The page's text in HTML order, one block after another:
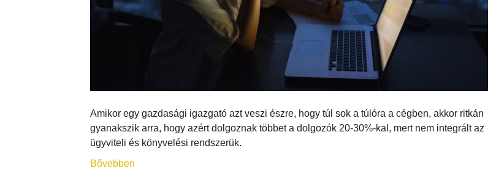
Amikor egy gazdasági igazgató azt veszi észre, hogy túl sok a túlóra a cégben, akkor ritkán
gyanakszik arra, hogy azért dolgoznak többet a dolgozók 20-30%-kal, mert nem integrált az
ügyviteli és könyvelési rendszerük.
Bővebben